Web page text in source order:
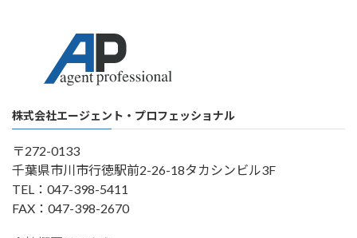
株式会社エージェント・プロフェッショナル
〒272-0133
千葉県市川市行徳駅前2-26-18タカシンビル3F
TEL：047-398-5411
FAX：047-398-2670